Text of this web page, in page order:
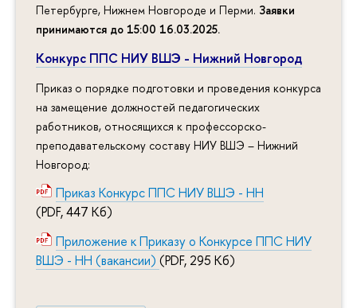
Петербурге, Нижнем Новгороде и Перми. Заявки
принимаются до 15:00 16.03.2025.
Конкурс ППС НИУ ВШЭ - Нижний Новгород
Приказ о порядке подготовки и проведения конкурса
на замещение должностей педагогических
работников, относящихся к профессорско-
преподавательскому составу НИУ ВШЭ – Нижний
Новгород:
Приказ Конкурс ППС НИУ ВШЭ - НН
(PDF, 447 Кб)
Приложение к Приказу о Конкурсе ППС НИУ
ВШЭ - НН (вакансии) (PDF, 295 Кб)